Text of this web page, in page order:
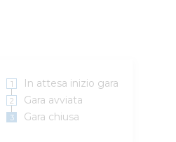
In attesa inizio gara
Gara avviata
Gara chiusa